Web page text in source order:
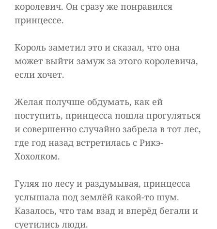
королевич. Он сразу же понравился
принцессе.
Король заметил это и сказал, что она
может выйти замуж за этого королевича,
если хочет.
Желая получше обдумать, как ей
поступить, принцесса пошла прогуляться
и совершенно случайно забрела в тот лес,
где год назад встретилась с Рикэ-
Хохолком.
Гуляя по лесу и раздумывая, принцесса
услышала под землёй какой-то шум.
Казалось, что там взад и вперёд бегали и
суетились люди.